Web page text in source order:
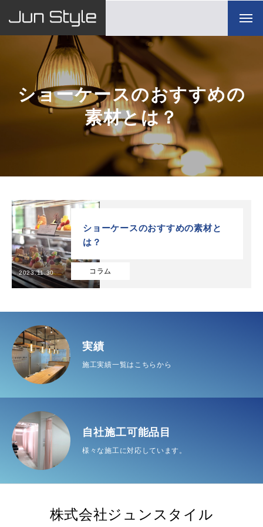
TOP
自社施工可能品目
実績
インフォメーション
会社概要
お問い合わせ
TOP 自社施工可能品目
ショーケースのおすすめの
素材とは？
コラム
ショーケースのおすすめの素材と
は？
2023.11.30
実績
施工実績一覧はこちらから
自社施工可能品目
様々な施工に対応しています。
株式会社ジュンスタイル